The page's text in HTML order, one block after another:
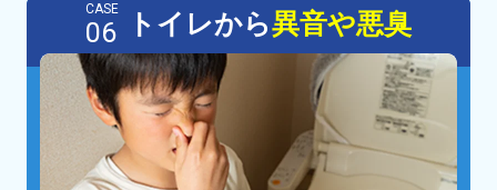
CASE
06 トイレから異音や悪臭